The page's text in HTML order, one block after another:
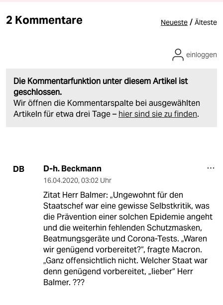
2 Kommentare Neueste / Älteste
Die Kommentarfunktion unter diesem Artikel ist
geschlossen.
Wir öffnen die Kommentarspalte bei ausgewählten
Artikeln für etwa drei Tage – hier sind sie zu finden.
einloggen
DB D-h. Beckmann
16.04.2020, 03:02 Uhr
Zitat Herr Balmer: „Ungewohnt für den
Staatschef war eine gewisse Selbstkritik, was
die Prävention einer solchen Epidemie angeht
und die weiterhin fehlenden Schutzmasken,
Beatmungsgeräte und Corona-Tests. „Waren
wir genügend vorbereitet?“, fragte Macron.
„Ganz offensichtlich nicht. Welcher Staat war
denn genügend vorbereitet, „lieber“ Herr
Balmer. ???